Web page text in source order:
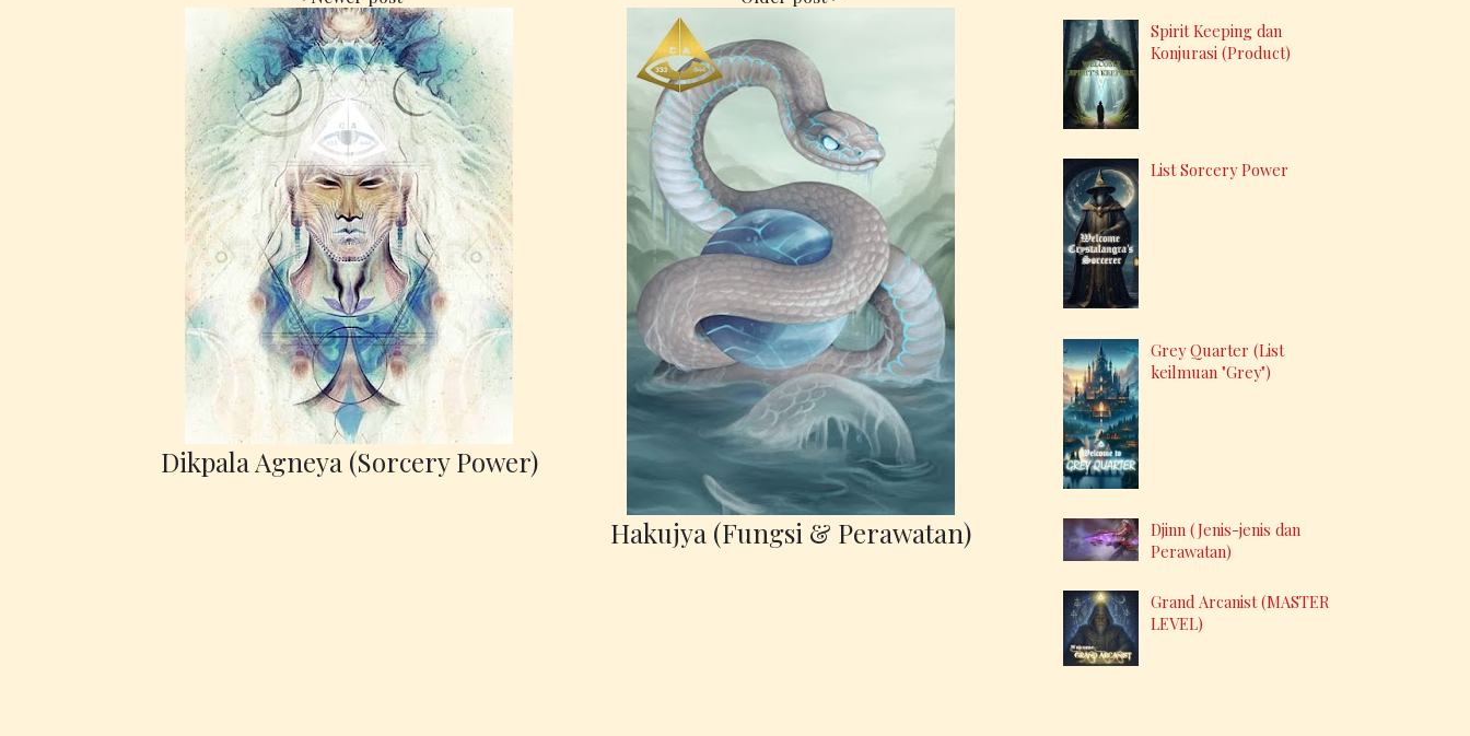
Dikpala Agneya (Sorcery Power)
Hakujya (Fungsi & Perawatan)
Spirit Keeping dan
Konjurasi (Product)
List Sorcery Power
Grey Quarter (List
keilmuan "Grey")
Djinn (Jenis-jenis dan
Perawatan)
Grand Arcanist (MASTER
LEVEL)